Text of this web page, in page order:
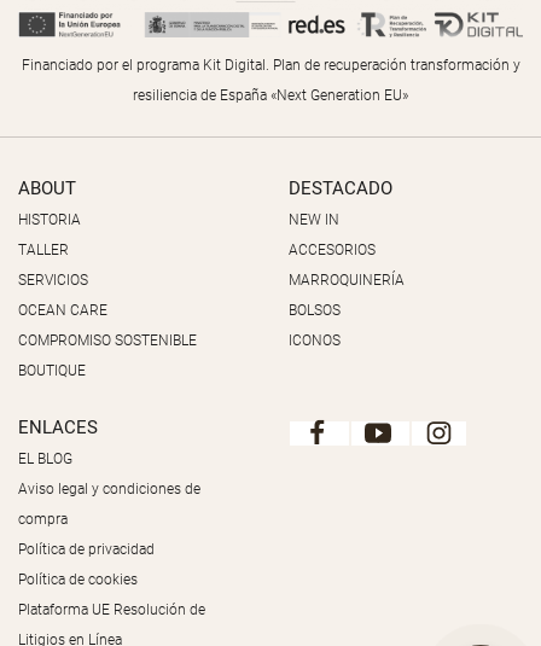
Financiado por el programa Kit Digital. Plan de recuperación transformación y
resiliencia de España «Next Generation EU»
ABOUT
HISTORIA
TALLER
SERVICIOS
OCEAN CARE
COMPROMISO SOSTENIBLE
BOUTIQUE
DESTACADO
NEW IN
ACCESORIOS
MARROQUINERÍA
BOLSOS
ICONOS
ENLACES
EL BLOG
Aviso legal y condiciones de
compra
Política de privacidad
Política de cookies
Plataforma UE Resolución de
Litigios en Línea